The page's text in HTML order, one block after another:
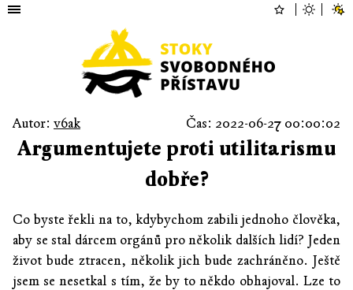
Autor: v6ak Čas: 2022-06-27 00:00:02
Argumentujete proti utilitarismu
dobře?
Co byste řekli na to, kdybychom zabili jednoho člověka,
aby se stal dárcem orgánů pro několik dalších lidí? Jeden
život bude ztracen, několik jich bude zachráněno. Ještě
jsem se nesetkal s tím, že by to někdo obhajoval. Lze to